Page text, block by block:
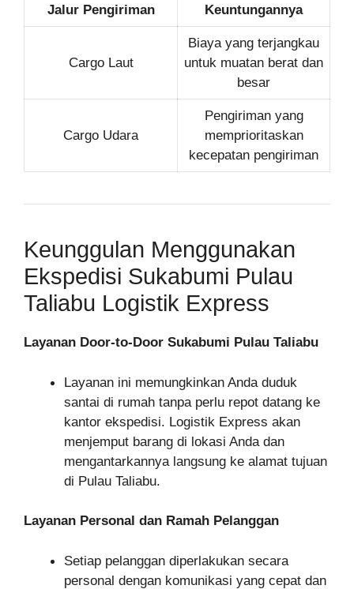
Jalur Pengiriman Keuntungannya
Cargo Laut
Biaya yang terjangkau
untuk muatan berat dan
besar
Cargo Udara
Pengiriman yang
memprioritaskan
kecepatan pengiriman
Keunggulan Menggunakan
Ekspedisi Sukabumi Pulau
Taliabu Logistik Express
Layanan Door-to-Door Sukabumi Pulau Taliabu
Layanan ini memungkinkan Anda duduk
santai di rumah tanpa perlu repot datang ke
kantor ekspedisi. Logistik Express akan
menjemput barang di lokasi Anda dan
mengantarkannya langsung ke alamat tujuan
di Pulau Taliabu.
Layanan Personal dan Ramah Pelanggan
Setiap pelanggan diperlakukan secara
personal dengan komunikasi yang cepat dan